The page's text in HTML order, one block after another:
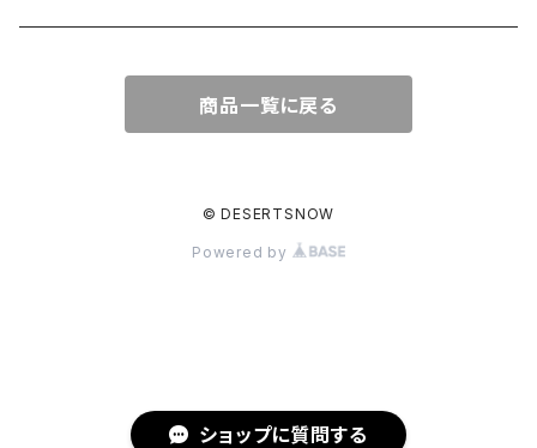
ショップに質問する
Long Coat(ロングコート)
Leather Jacket(レザージャケット)
Outdoor(アウトドア)
Character（キャラクター）
PENDLETON（ペンドルトン）
SK-8(スケート)
Hard Rock CAFE(ハードロックカフェ)
US Military（ユーエスミリタリー）
EURO Military(ユーロミリタリー)
Slacks(スラックス）
商品一覧に戻る
© DESERTSNOW
Powered by